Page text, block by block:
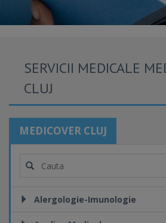
SERVICII MEDICALE
CLUJ
MEDICOVER CLUJ
Alergologie-Imunologie